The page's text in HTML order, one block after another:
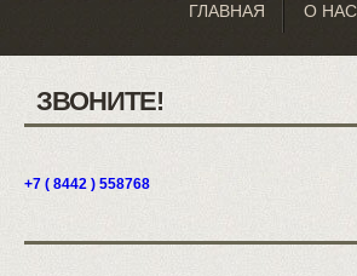
ГЛАВНАЯ О НАС
ЗВОНИТЕ!
+7 ( 8442 ) 558768